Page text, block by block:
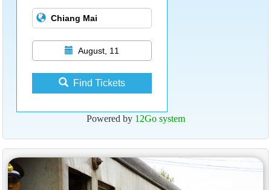
August, 11
Find Tickets
Powered by 12Go system